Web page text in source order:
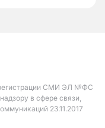
СМИ ЭЛ №ФС
в сфере связи,
23.11.2017